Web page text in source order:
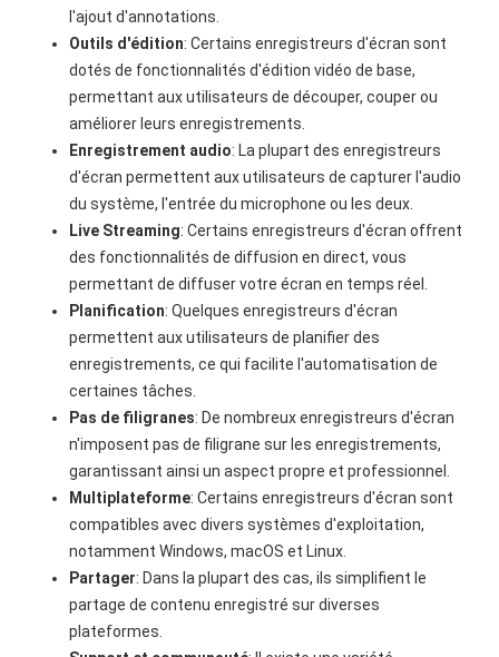
l'ajout d'annotations.
Outils d'édition: Certains enregistreurs d'écran sont
dotés de fonctionnalités d'édition vidéo de base,
permettant aux utilisateurs de découper, couper ou
améliorer leurs enregistrements.
Enregistrement audio: La plupart des enregistreurs
d'écran permettent aux utilisateurs de capturer l'audio
du système, l'entrée du microphone ou les deux.
Live Streaming: Certains enregistreurs d'écran offrent
des fonctionnalités de diffusion en direct, vous
permettant de diffuser votre écran en temps réel.
Planification: Quelques enregistreurs d'écran
permettent aux utilisateurs de planifier des
enregistrements, ce qui facilite l'automatisation de
certaines tâches.
Pas de filigranes: De nombreux enregistreurs d'écran
n'imposent pas de filigrane sur les enregistrements,
garantissant ainsi un aspect propre et professionnel.
Multiplateforme: Certains enregistreurs d'écran sont
compatibles avec divers systèmes d'exploitation,
notamment Windows, macOS et Linux.
Partager: Dans la plupart des cas, ils simplifient le
partage de contenu enregistré sur diverses
plateformes.